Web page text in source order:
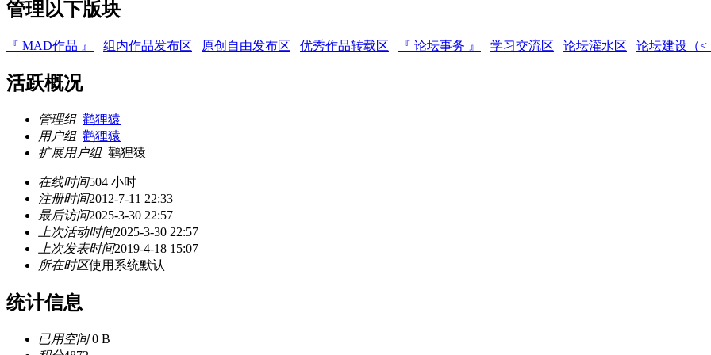
管理以下版块
『 MAD作品 』 组内作品发布区 原创自由发布区 优秀作品转载区 『 论坛事务 』 学习交流区 论坛灌水区 论坛建设（
活跃概况
管理组 鹳狸猿
用户组 鹳狸猿
扩展用户组 鹳狸猿
在线时间504 小时
注册时间2012-7-11 22:33
最后访问2025-3-30 22:57
上次活动时间2025-3-30 22:57
上次发表时间2019-4-18 15:07
所在时区使用系统默认
统计信息
已用空间0 B